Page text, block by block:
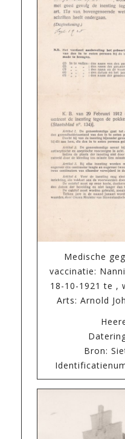
Medische
vaccinatie:
18-10-1921 te ,
Arts: Arnold
Bron: